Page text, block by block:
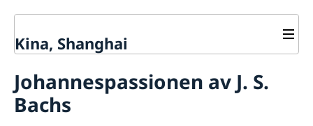
Kina, Shanghai
generalkonsulatet
Rösta i Shanghai
Pass och ID-kort
Nyheter
Johannespassionen av J. S.
Bachs